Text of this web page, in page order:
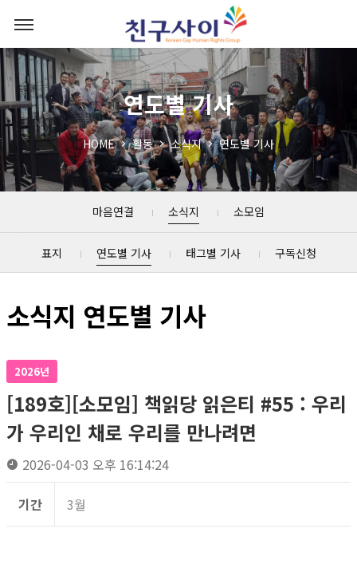
연도별 기사
HOME 활동 소식지 연도별 기사
마음연결 소식지 소모임
표지 연도별 기사 태그별 기사 구독신청
소식지 연도별 기사
2026년
[189호][소모임] 책읽당 읽은티 #55 : 우리
가 우리인 채로 우리를 만나려면
2026-04-03 오후 16:14:24
기간 3월